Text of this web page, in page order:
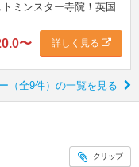
ミンスター寺院！英国
〜 詳しく見る
（全9件）の一覧を見る
クリップ